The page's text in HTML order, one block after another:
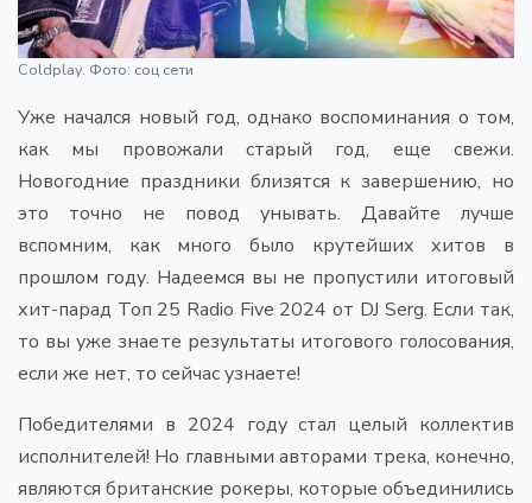
Coldplay. Фото: соц сети
Уже начался новый год, однако воспоминания о том,
как мы провожали старый год, еще свежи.
Новогодние праздники близятся к завершению, но
это точно не повод унывать. Давайте лучше
вспомним, как много было крутейших хитов в
прошлом году. Надеемся вы не пропустили итоговый
хит-парад Топ 25 Radio Five 2024 от DJ Serg. Если так,
то вы уже знаете результаты итогового голосования,
если же нет, то сейчас узнаете!
Победителями в 2024 году стал целый коллектив
исполнителей! Но главными авторами трека, конечно,
являются британские рокеры, которые объединились